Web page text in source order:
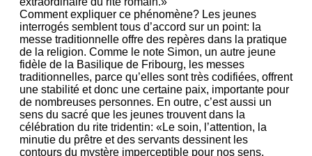
Comment expliquer ce phénomène? Les jeunes
interrogés semblent tous d’accord sur un point: la
messe traditionnelle offre des repères dans la pratique
de la religion. Comme le note Simon, un autre jeune
fidèle de la Basilique de Fribourg, les messes
traditionnelles, parce qu’elles sont très codifiées, offrent
une stabilité et donc une certaine paix, importante pour
de nombreuses personnes. En outre, c’est aussi un
sens du sacré que les jeunes trouvent dans la
célébration du rite tridentin: «Le soin, l’attention, la
minutie du prêtre et des servants dessinent les
contours du mystère imperceptible pour nos sens,